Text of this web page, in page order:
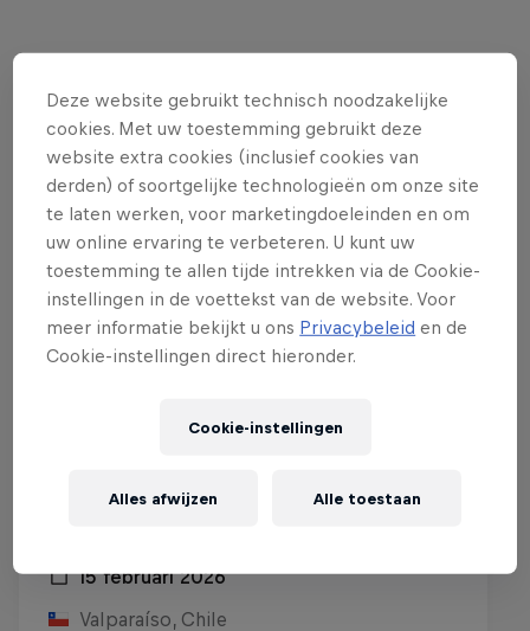
Gerelateerde Events
15 februari 2026
Valparaíso, Chile
Deze website gebruikt technisch noodzakelijke
cookies. Met uw toestemming gebruikt deze
website extra cookies (inclusief cookies van
derden) of soortgelijke technologieën om onze site
te laten werken, voor marketingdoeleinden en om
uw online ervaring te verbeteren. U kunt uw
toestemming te allen tijde intrekken via de Cookie-
instellingen in de voettekst van de website. Voor
meer informatie bekijkt u ons Privacybeleid en de
Cookie-instellingen direct hieronder.
Cookie-instellingen
Alles afwijzen Alle toestaan